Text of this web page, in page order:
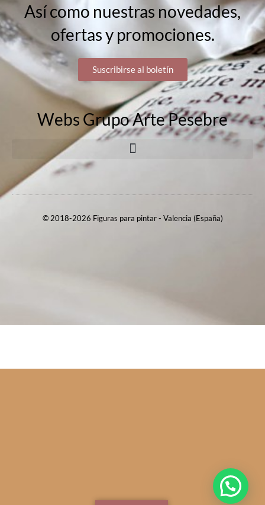
Así como nuestras novedades,
ofertas y promociones.
Suscribirse al boletín
Webs Grupo Arte Pesebre
© 2018-2026 Figuras para pintar - Valencia (España)